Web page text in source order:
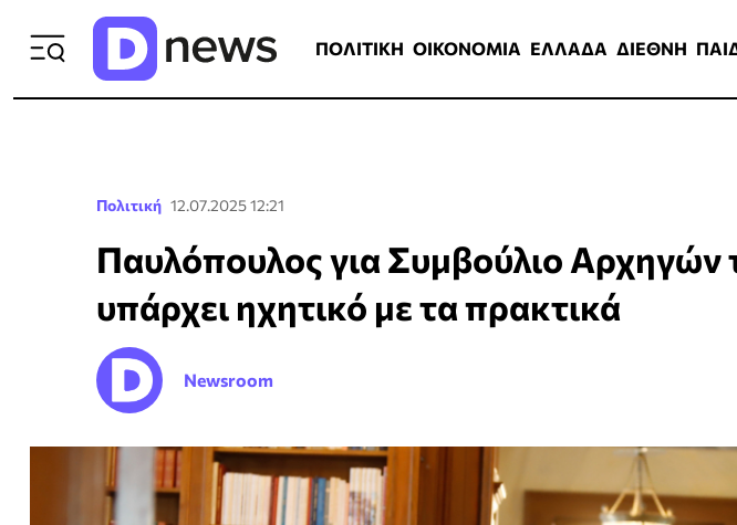
ΠΟΛΙΤΙΚΗ ΟΙΚΟΝΟΜΙΑ ΕΛΛΑΔΑ ΔΙΕΘΝΗ
Πολιτική 12.07.2025 12:21
Παυλόπουλος για Συμβούλιο Αρχηγών
υπάρχει ηχητικό με τα πρακτικά
Newsroom